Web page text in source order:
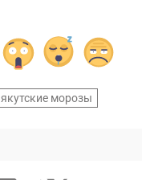
якутские морозы